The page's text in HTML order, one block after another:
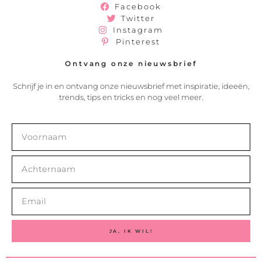
Facebook
Twitter
Instagram
Pinterest
Ontvang onze nieuwsbrief
Schrijf je in en ontvang onze nieuwsbrief met inspiratie, ideeën,
trends, tips en tricks en nog veel meer.
JA, IK WIL!